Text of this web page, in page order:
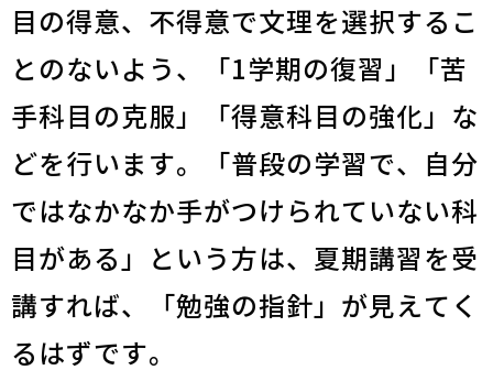
目の得意、不得意で文理を選択するこ
とのないよう、「1学期の復習」「苦
手科目の克服」「得意科目の強化」な
どを行います。「普段の学習で、自分
ではなかなか手がつけられていない科
目がある」という方は、夏期講習を受
講すれば、「勉強の指針」が見えてく
るはずです。